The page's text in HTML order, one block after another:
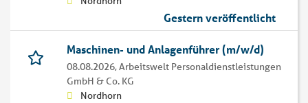
Gestern veröffentlicht
Maschinen- und Anlagenführer (m/w/d)
08.08.2026,Arbeitswelt Personaldienstleistungen
GmbH & Co. KG
Nordhorn